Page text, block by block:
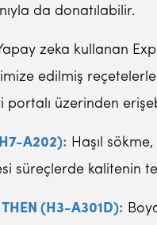
da donatılabilir.
zeka kullanan
edilmiş
portalı üzerinden
A202): Haşıl
süreçlerde kalitenin
(H3-A301D):